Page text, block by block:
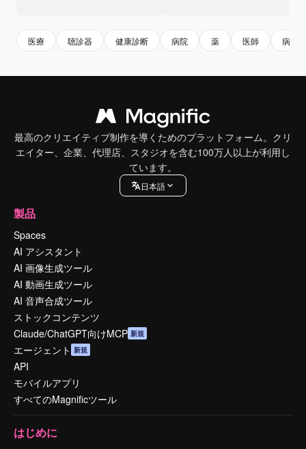
医療 聴診器 健康診断 病院 薬 医師 病気
最高のクリエイティブ制作を導くためのプラットフォーム。クリ
エイター、企業、代理店、スタジオを含む100万人以上が利用し
ています。
日本語
製品
Spaces
AI アシスタント
AI 画像生成ツール
AI 動画生成ツール
AI 音声合成ツール
ストックコンテンツ
Claude/ChatGPT向けMCP 新規
エージェント 新規
API
モバイルアプリ
すべてのMagnificツール
はじめに